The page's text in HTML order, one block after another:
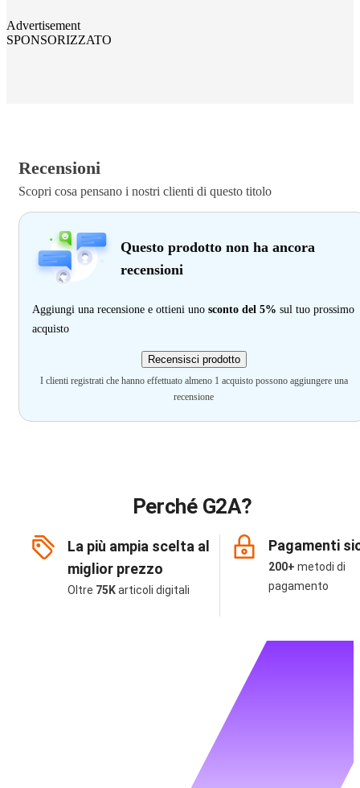
Advertisement
SPONSORIZZATO
Recensioni
Scopri cosa pensano i nostri clienti di questo titolo
Questo prodotto non ha ancora
recensioni
Aggiungi una recensione e ottieni uno sconto del 5% sul tuo prossimo
acquisto
Recensisci prodotto
I clienti registrati che hanno effettuato almeno 1 acquisto possono aggiungere una
recensione
Perché G2A?
La più ampia scelta al
miglior prezzo
Oltre 75Karticoli digitali
Pagamenti
200+ metodi di
pagamento